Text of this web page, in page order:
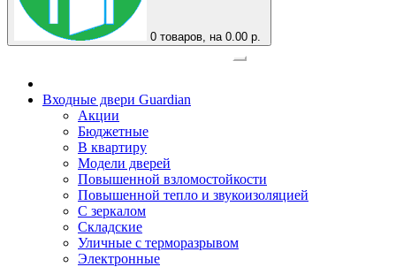
0 товаров, на 0.00 р.
Входные двери Guardian
Акции
Бюджетные
В квартиру
Модели дверей
Повышенной взломостойкости
Повышенной тепло и звукоизоляцией
С зеркалом
Складские
Уличные с терморазрывом
Электронные